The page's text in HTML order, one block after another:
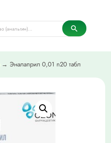
→ Эналаприл 0,01 n20 табл